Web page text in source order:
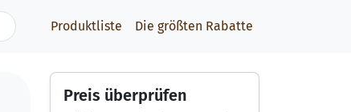
Produktliste Die größten Rabatte
Preis überprüfen